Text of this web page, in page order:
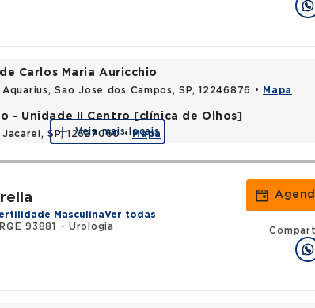
Carlos Maria Auricchio
Sao Jose dos Campos, SP, 12246876 • Mapa
- Unidade II Centro [clínica de Olhos]
SP, 12327060 •Mapa
Veja mais locais
MasculinaVer todas
RQE 93881 - Urologia